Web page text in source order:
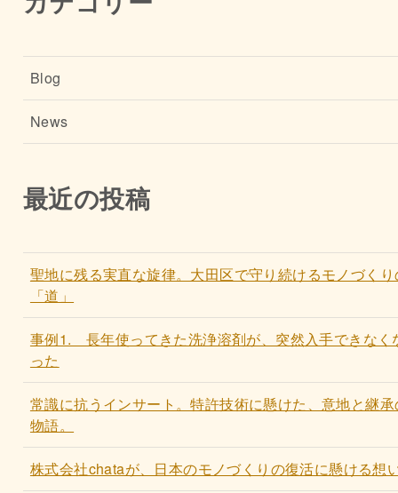
Blog
News
最近の投稿
聖地に残る実直な旋律。大田区で守り続けるモノづくり
「道」
事例1. 長年使ってきた洗浄溶剤が、突然入手できなく
った
常識に抗うインサート。特許技術に懸けた、意地と継承
物語。
株式会社chataが、日本のモノづくりの復活に懸ける想